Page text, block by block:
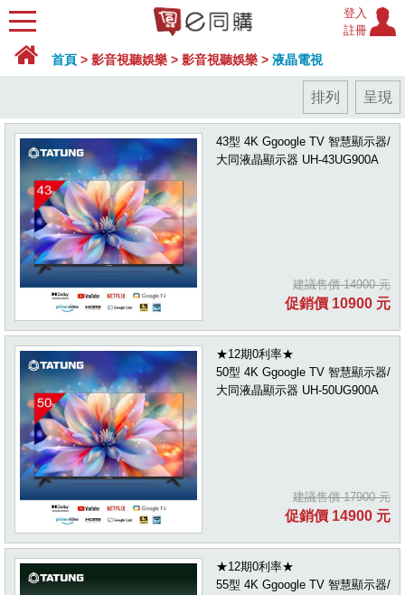
登入
註冊
首頁 > 影音視聽娛樂 > 影音視聽娛樂 > 液晶電視
排列 呈現
43型 4K Ggoogle TV 智慧顯示器/
大同液晶顯示器 UH-43UG900A
建議售價 14900 元
促銷價 10900 元
★12期0利率★
50型 4K Ggoogle TV 智慧顯示器/
大同液晶顯示器 UH-50UG900A
建議售價 17900 元
促銷價 14900 元
★12期0利率★
55型 4K Ggoogle TV 智慧顯示器/